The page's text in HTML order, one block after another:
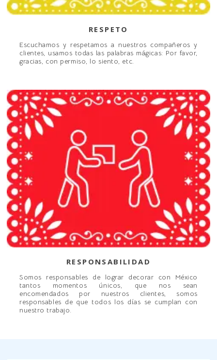
RESPETO
Escuchamos y respetamos a nuestros compañeros y
clientes, usamos todas las palabras mágicas: Por favor,
gracias, con permiso, lo siento, etc.
RESPONSABILIDAD
Somos responsables de lograr decorar con México
tantos momentos únicos, que nos sean
encomendados por nuestros clientes, somos
responsables de que todos los días se cumplan con
nuestro trabajo.